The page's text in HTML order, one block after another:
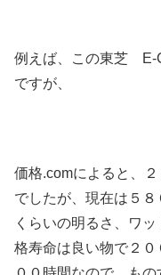
例えば、この東芝 E-
ですが、
価格.comによると、
でしたが、現在は５
くらいの明るさ、ワ
格寿命は良い物で２